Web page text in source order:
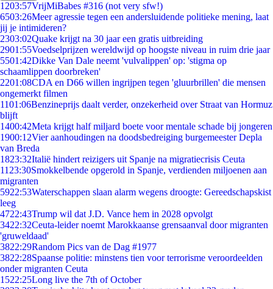
1203:57VrijMiBabes #316 (not very sfw!)
6503:26Meer agressie tegen een andersluidende politieke mening, laat
jij je intimideren?
2303:02Quake krijgt na 30 jaar een gratis uitbreiding
2901:55Voedselprijzen wereldwijd op hoogste niveau in ruim drie jaar
5501:42Dikke Van Dale neemt 'vulvalippen' op: 'stigma op
schaamlippen doorbreken'
2201:08CDA en D66 willen ingrijpen tegen 'gluurbrillen' die mensen
ongemerkt filmen
1101:06Benzineprijs daalt verder, onzekerheid over Straat van Hormuz
blijft
1400:42Meta krijgt half miljard boete voor mentale schade bij jongeren
1900:12Vier aanhoudingen na doodsbedreiging burgemeester Depla
van Breda
1823:32Italië hindert reizigers uit Spanje na migratiecrisis Ceuta
11 23:30Smokkelbende opgerold in Spanje, verdienden miljoenen aan
migranten
5922:53Waterschappen slaan alarm wegens droogte: Gereedschapskist
leeg
4722:43Trump wil dat J.D. Vance hem in 2028 opvolgt
3422:32Ceuta-leider noemt Marokkaanse grensaanval door migranten
'gruweldaad'
3822:29Random Pics van de Dag #1977
3822:28Spaanse politie: minstens tien voor terrorisme veroordeelden
onder migranten Ceuta
1522:25Long live the 7th of October